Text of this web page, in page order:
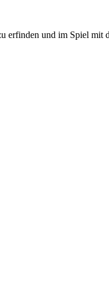
erfinden und im Spiel mit